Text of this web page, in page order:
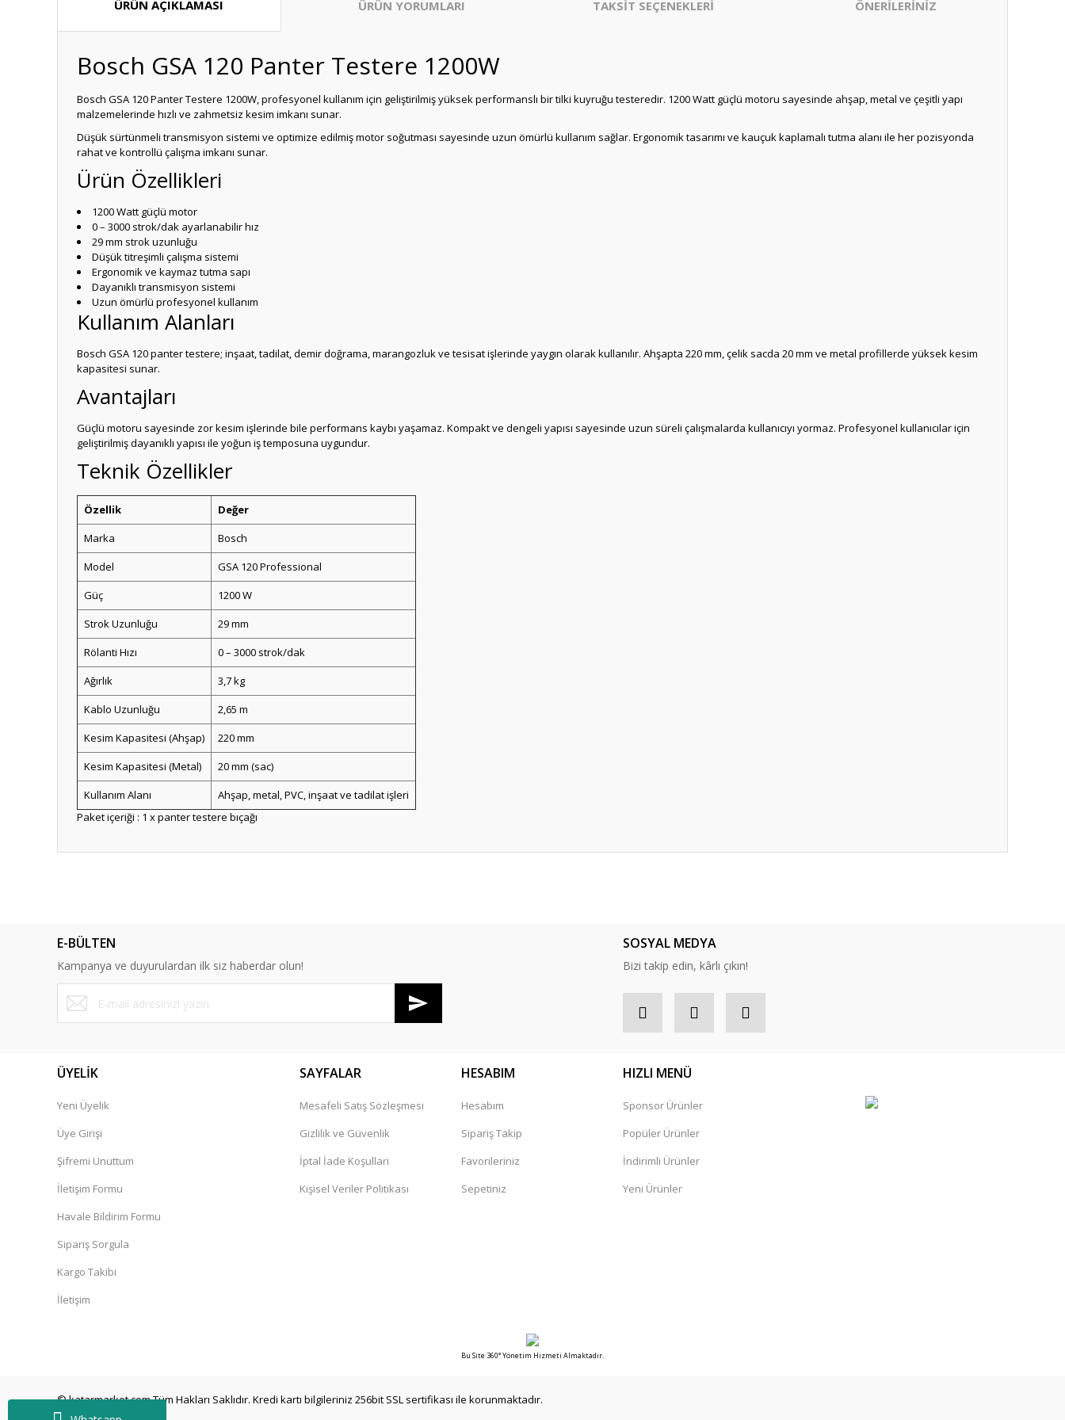
ÜRÜN AÇIKLAMASI ÜRÜN YORUMLARI TAKSİT SEÇENEKLERİ ÖNERİLERİNİZ
Bosch GSA 120 Panter Testere 1200W
Bosch GSA 120 Panter Testere 1200W, profesyonel kullanım için geliştirilmiş yüksek performanslı bir tilki kuyruğu testeredir. 1200 Watt güçlü motoru sayesinde ahşap, metal ve çeşitli yapı
malzemelerinde hızlı ve zahmetsiz kesim imkanı sunar.
Düşük sürtünmeli transmisyon sistemi ve optimize edilmiş motor soğutması sayesinde uzun ömürlü kullanım sağlar. Ergonomik tasarımı ve kauçuk kaplamalı tutma alanı ile her pozisyonda
rahat ve kontrollü çalışma imkanı sunar.
Ürün Özellikleri
1200 Watt güçlü motor
0 – 3000 strok/dak ayarlanabilir hız
29 mm strok uzunluğu
Düşük titreşimli çalışma sistemi
Ergonomik ve kaymaz tutma sapı
Dayanıklı transmisyon sistemi
Uzun ömürlü profesyonel kullanım
Kullanım Alanları
Bosch GSA 120 panter testere; inşaat, tadilat, demir doğrama, marangozluk ve tesisat işlerinde yaygın olarak kullanılır. Ahşapta 220 mm, çelik sacda 20 mm ve metal profillerde yüksek kesim
kapasitesi sunar.
Avantajları
Güçlü motoru sayesinde zor kesim işlerinde bile performans kaybı yaşamaz. Kompakt ve dengeli yapısı sayesinde uzun süreli çalışmalarda kullanıcıyı yormaz. Profesyonel kullanıcılar için
geliştirilmiş dayanıklı yapısı ile yoğun iş temposuna uygundur.
Teknik Özellikler
Özellik
Değer
Marka
Bosch
Model
GSA 120 Professional
Güç
1200 W
Strok Uzunluğu
29 mm
Rölanti Hızı
0 – 3000 strok/dak
Ağırlık
3,7 kg
Kablo Uzunluğu
2,65 m
Kesim Kapasitesi (Ahşap)
220 mm
Kesim Kapasitesi (Metal)
20 mm (sac)
Kullanım Alanı
Ahşap, metal, PVC, inşaat ve tadilat işleri
Paket içeriği : 1 x panter testere bıçağı
Ürün bilgilerinde hatalar bulunuyor.
Ürün fiyatı diğer sitelerden daha pahalı.
Bu ürüne benzer farklı alternatifler olmalı.
E-BÜLTEN
Kampanya ve duyurulardan ilk siz haberdar olun!
SOSYAL MEDYA
Bizi takip edin, kârlı çıkın!
ÜYELİK
Yeni Üyelik
Üye Girişi
Şifremi Unuttum
İletişim Formu
Havale Bildirim Formu
Sipariş Sorgula
Kargo Takibi
İletişim
SAYFALAR
Mesafeli Satış Sözleşmesi
Gizlilik ve Güvenlik
İptal İade Koşullari
Kişisel Veriler Politikası
HESABIM
Hesabım
Sipariş Takip
Favorileriniz
Sepetiniz
HIZLI MENÜ
Sponsor Ürünler
Popüler Ürünler
İndirimli Ürünler
Yeni Ürünler
Bu Site 360° Yönetim Hizmeti Almaktadır.
© katarmarket.com Tüm Hakları Saklıdır. Kredi kartı bilgileriniz 256bit SSL sertifikası ile korunmaktadır.